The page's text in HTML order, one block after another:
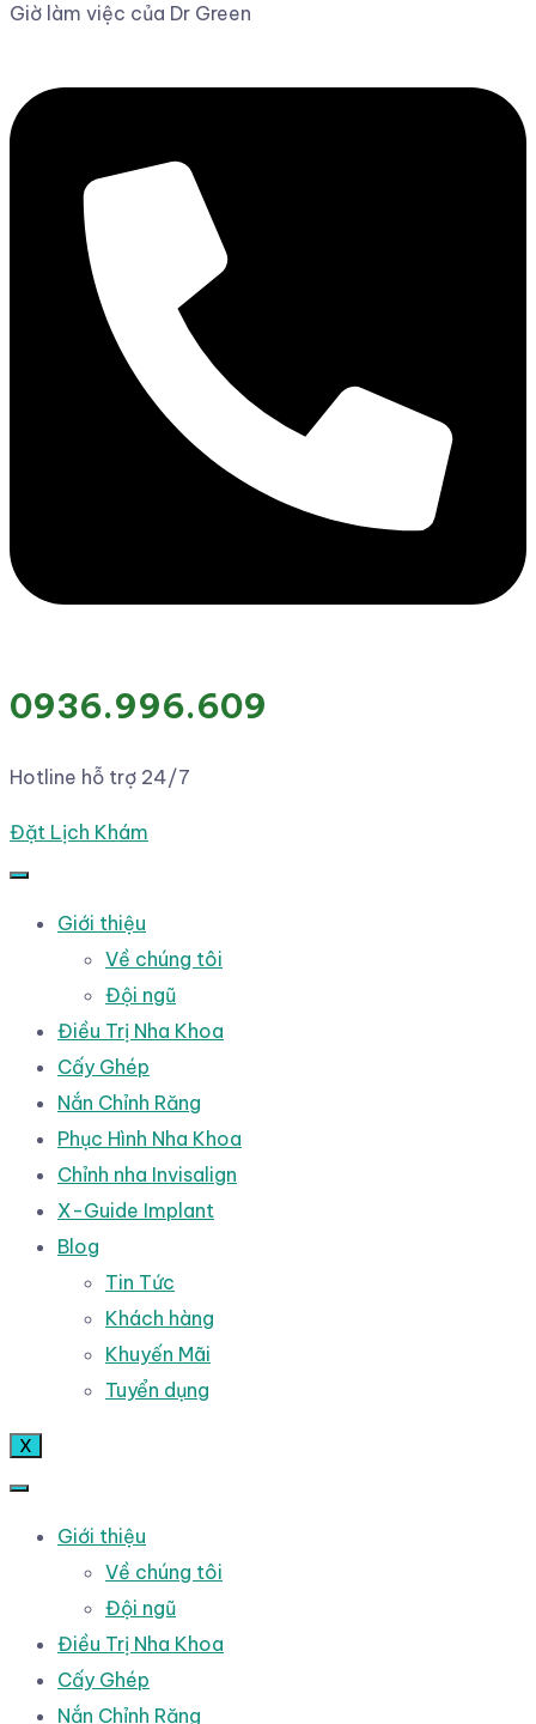
Giờ làm việc của Dr Green
0936.996.609
Hotline hỗ trợ 24/7
Đặt Lịch Khám
Giới thiệu
Về chúng tôi
Đội ngũ
Điều Trị Nha Khoa
Cấy Ghép
Nắn Chỉnh Răng
Phục Hình Nha Khoa
Chỉnh nha Invisalign
X-Guide Implant
Blog
Tin Tức
Khách hàng
Khuyến Mãi
Tuyển dụng
X
Giới thiệu
Về chúng tôi
Đội ngũ
Điều Trị Nha Khoa
Cấy Ghép
Nắn Chỉnh Răng